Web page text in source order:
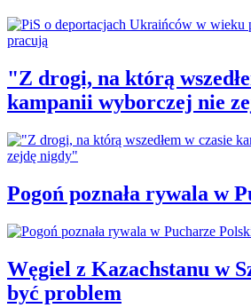
"Z drogi, na którą
kampanii wyborczej nie
Pogoń poznała rywala w
Węgiel z Kazachstanu w
być problem